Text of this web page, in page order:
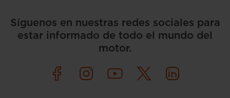
Síguenos en nuestras redes sociales para
estar informado de todo el mundo del
motor.